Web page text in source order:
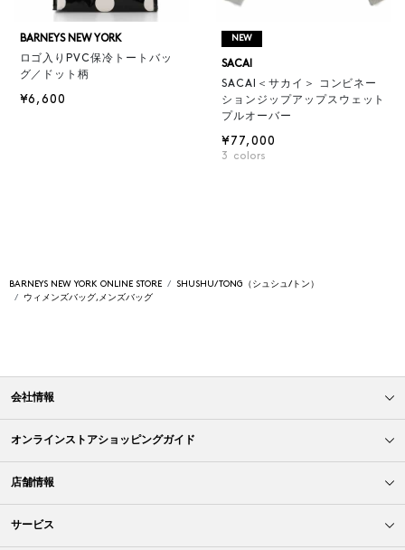
BARNEYS NEW YORK
ロゴ入りPVC保冷トートバッ
グ／ドット柄
¥6,600
NEW
SACAI
SACAI＜サカイ＞ コンビネー
ションジップアップスウェット
プルオーバー
¥77,000
3 colors
BARNEYS NEW YORK ONLINE STORE
SHUSHU/TONG（シュシュ/トン）
ウィメンズバッグ,メンズバッグ
会社情報
オンラインストアショッピングガイド
店舗情報
サービス